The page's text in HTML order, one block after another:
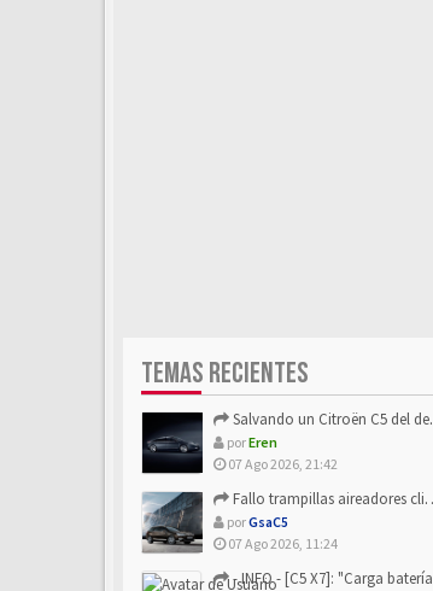
TEMAS RECIENTES
Salvando un Citroën C5 del desguace: Presentación y seguimiento
porEren
07 Ago 2026, 21:42
Fallo trampillas aireadores climatizador
porGsaC5
07 Ago 2026, 11:24
- INFO - [C5 X7]: "Carga batería o alimentación eléctri...